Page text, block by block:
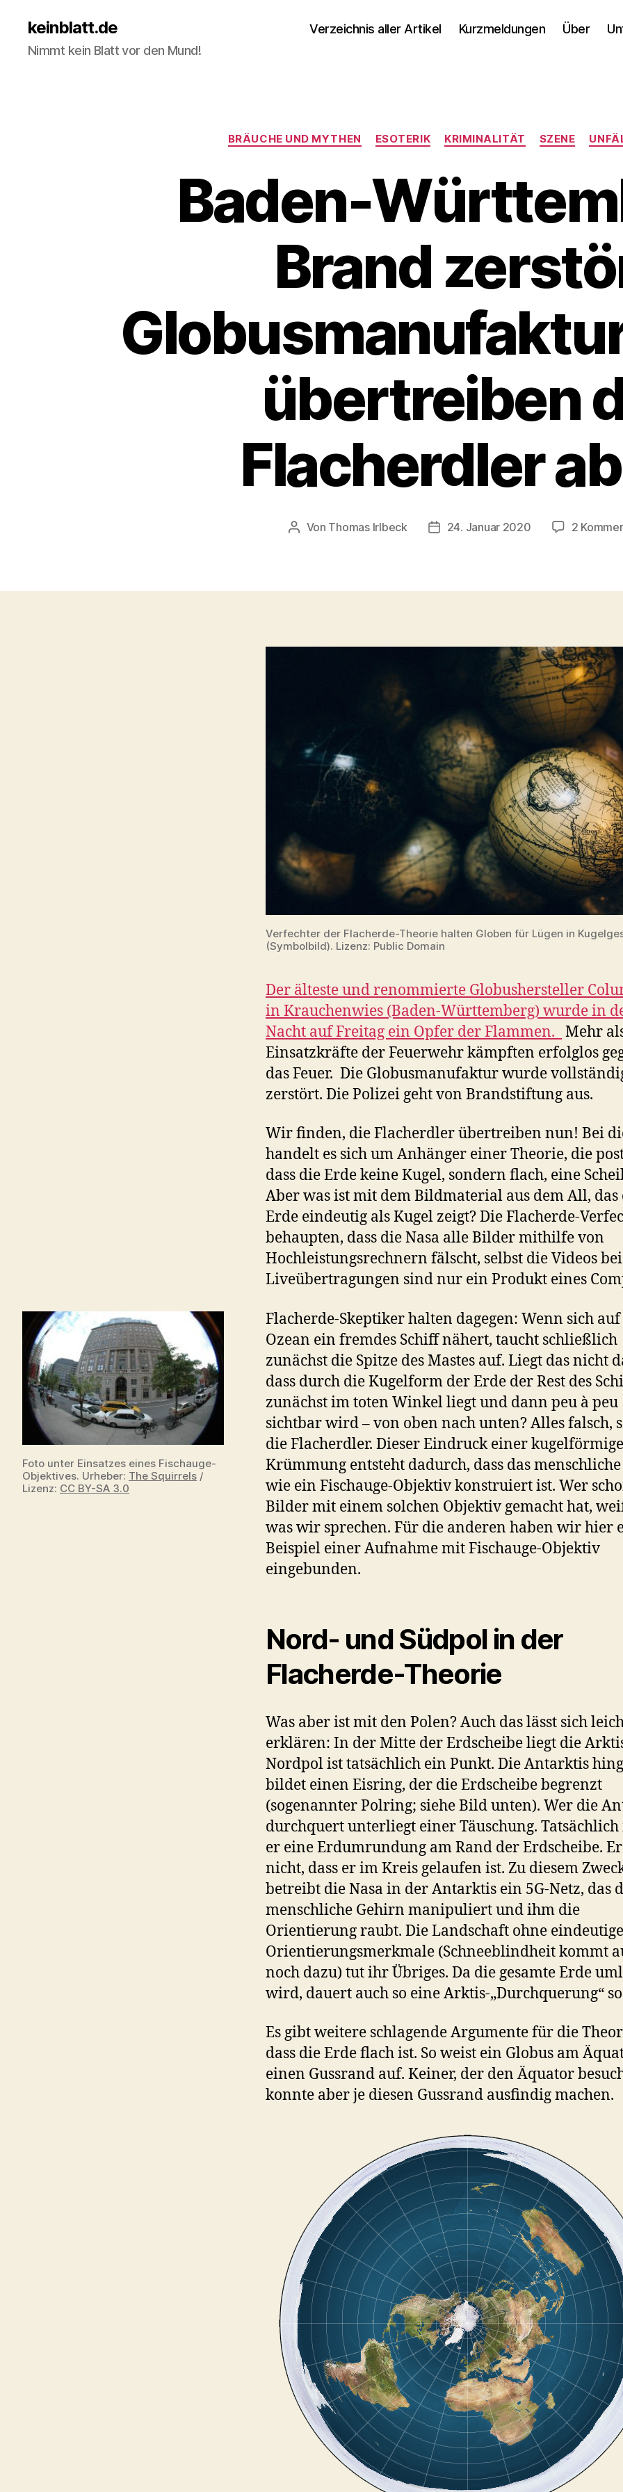
keinblatt.de
Nimmt kein Blatt vor den Mund!
Verzeichnis aller Artikel Kurzmeldungen Über
Kategorien
BRÄUCHE UND MYTHEN ESOTERIK KRIMINALITÄT SZENE
Baden-
Brand
übertreiben
Flacherdler
Beitragsautor
Von Thomas Irlbeck Veröffentlichungsdatum
24. Januar 2020 2
Verfechter der Flacherde-Theorie halten Globen für Lügen in
(Symbolbild). Lizenz: Public Domain
Der älteste und renommierte Globushersteller
in Krauchenwies (Baden-Württemberg) wurde in
Nacht auf Freitag ein Opfer der Flammen. Mehr
Einsatzkräfte der Feuerwehr kämpften erfolglos
das Feuer. Die Globusmanufaktur wurde
zerstört. Die Polizei geht von Brandstiftung aus.
Wir finden, die Flacherdler übertreiben nun! Bei
handelt es sich um Anhänger einer Theorie, die
dass die Erde keine Kugel, sondern flach, eine
Aber was ist mit dem Bildmaterial aus dem All, das
Erde eindeutig als Kugel zeigt? Die Flacherde-
behaupten, dass die Nasa alle Bilder mithilfe von
Hochleistungsrechnern fälscht, selbst die Videos bei
Liveübertragungen sind nur ein Produkt eines
Foto unter Einsatzes eines Fischauge-
Objektives. Urheber: The Squirrels /
Lizenz: CC BY-SA 3.0
Flacherde-Skeptiker halten dagegen: Wenn sich
Ozean ein fremdes Schiff nähert, taucht schließlich
zunächst die Spitze des Mastes auf. Liegt das nicht
dass durch die Kugelform der Erde der Rest des
zunächst im toten Winkel liegt und dann peu à peu
sichtbar wird – von oben nach unten? Alles falsch,
die Flacherdler. Dieser Eindruck einer
Krümmung entsteht dadurch, dass das
wie ein Fischauge-Objektiv konstruiert ist. Wer
Bilder mit einem solchen Objektiv gemacht hat,
was wir sprechen. Für die anderen haben wir hier
Beispiel einer Aufnahme mit Fischauge-Objektiv
eingebunden.
Nord- und Südpol in der
Flacherde-Theorie
Was aber ist mit den Polen? Auch das lässt sich
erklären: In der Mitte der Erdscheibe liegt die
Nordpol ist tatsächlich ein Punkt. Die Antarktis
bildet einen Eisring, der die Erdscheibe begrenzt
(sogenannter Polring; siehe Bild unten). Wer die
durchquert unterliegt einer Täuschung. Tatsächlich
er eine Erdumrundung am Rand der Erdscheibe.
nicht, dass er im Kreis gelaufen ist. Zu diesem
betreibt die Nasa in der Antarktis ein 5G-Netz, das
menschliche Gehirn manipuliert und ihm die
Orientierung raubt. Die Landschaft ohne eindeutige
Orientierungsmerkmale (Schneeblindheit kommt
noch dazu) tut ihr Übriges. Da die gesamte Erde
wird, dauert auch so eine Arktis-„Durchquerung“
Es gibt weitere schlagende Argumente für die
dass die Erde flach ist. So weist ein Globus am
einen Gussrand auf. Keiner, der den Äquator
konnte aber je diesen Gussrand ausfindig machen.